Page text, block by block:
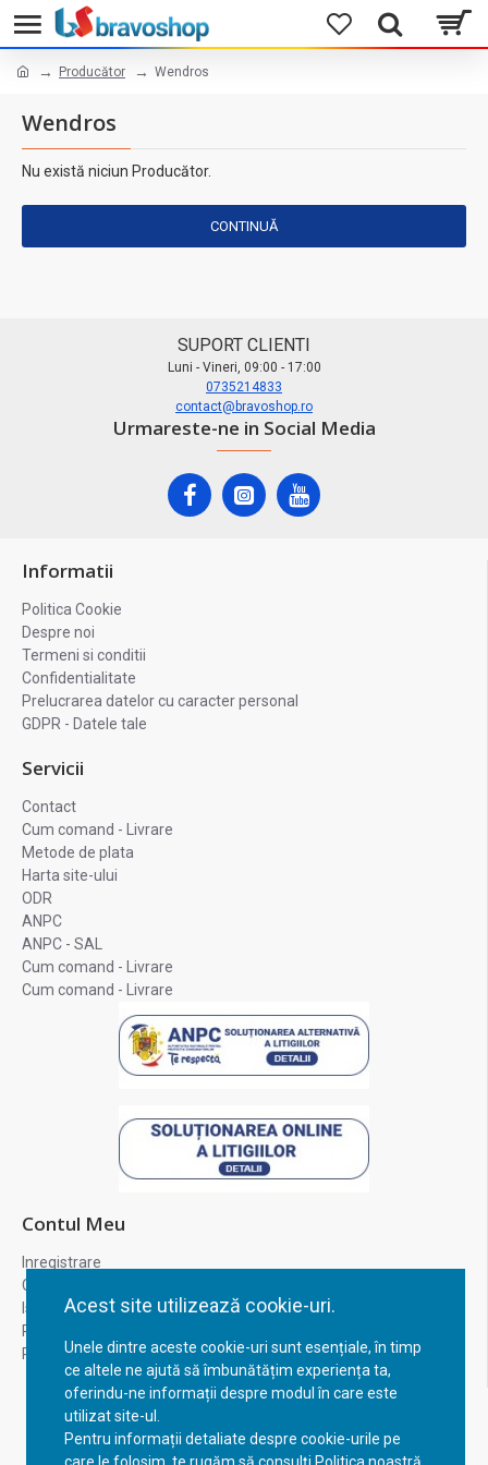
Acest site utilizează cookie-uri.
Unele dintre aceste cookie-uri sunt esențiale, în timp
ce altele ne ajută să îmbunătățim experiența ta,
oferindu-ne informații despre modul în care este
utilizat site-ul.
Pentru informații detaliate despre cookie-urile pe
Producător Wendros
Wendros
Nu există niciun Producător.
CONTINUĂ
SUPORT CLIENTI
Luni - Vineri, 09:00 - 17:00
0735214833
contact@bravoshop.ro
Urmareste-ne in Social Media
Informatii
Politica Cookie
Despre noi
Termeni si conditii
Confidentialitate
Prelucrarea datelor cu caracter personal
GDPR - Datele tale
Servicii
Contact
Cum comand - Livrare
Metode de plata
Harta site-ului
ODR
ANPC
ANPC - SAL
Cum comand - Livrare
Cum comand - Livrare
Contul Meu
Inregistrare
Contul meu
Istoric comenzi
Recuperare parola
Returnare produs